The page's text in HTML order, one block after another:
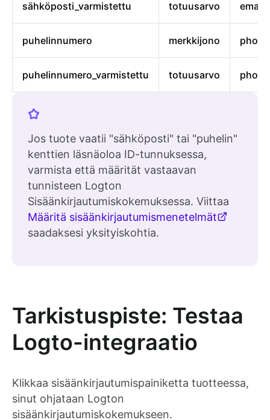
sähköposti_varmistettu totuusarvo email
puhelinnumero merkkijono phone
puhelinnumero_varmistettu totuusarvo phone
Jos tuote vaatii "sähköposti" tai "puhelin"
kenttien läsnäoloa ID-tunnuksessa,
varmista että määrität vastaavan
tunnisteen Logton
Sisäänkirjautumiskokemuksessa. Viittaa
Määritä sisäänkirjautumismenetelmät
saadaksesi yksityiskohtia.
Tarkistuspiste: Testaa
Logto-integraatio
Klikkaa sisäänkirjautumispainiketta tuotteessa,
sinut ohjataan Logton
sisäänkirjautumiskokemukseen.